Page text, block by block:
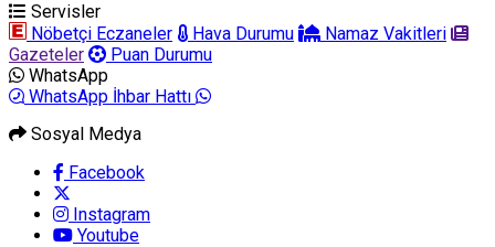
Servisler
Nöbetçi Eczaneler
Hava Durumu
Namaz Vakitleri
Gazeteler
Puan Durumu
WhatsApp
WhatsApp İhbar Hattı
Sosyal Medya
Facebook
Instagram
Youtube